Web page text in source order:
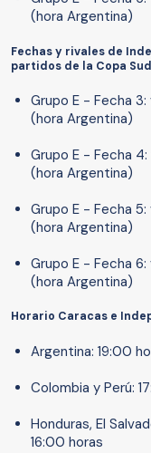
(hora Argentina)
Fechas y rivales de
partidos de la Copa
Grupo E - Fecha
(hora Argentina)
Grupo E - Fecha
(hora Argentina)
Grupo E - Fecha
(hora Argentina)
Grupo E - Fecha
(hora Argentina)
Horario Caracas e
Argentina: 19:00
Colombia y Perú:
Honduras, El
16:00 horas